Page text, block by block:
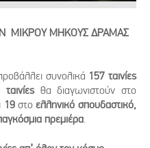
ΜΙΚΡΟΥ ΜΗΚΟΥΣ ΔΡΑΜΑΣ
συνολικά 157 ταινίες
θα διαγωνιστούν στο
19 στο ελληνικό σπουδαστικό,
πρεμιέρα.